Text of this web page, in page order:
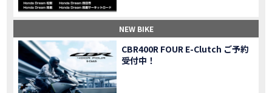
MOVIE 【中級レベル】スクーター乗りの女性ライダーがライティングスクールに潜入【HMS】Honda 400X
MOVIE 【鈴鹿サーキット】ホンダモーターサイクリストスクールを体験してきました【バイク女子】
CAMPAIGN 【買取強化中】乗らないバイクはHonda Dreamへ！
MOVIE 【祝】Honda CL500納車「かなえさんバイク売れました！」連絡があり行ってきました
MOVIE 【シンガーソングライター茉ひるさんご来店】ホンダドリーム四日市
MOVIE 【ホンダドリーム鈴鹿サーキットロード】オープン当日イベントレポ！
NEW BIKE
CBR400R FOUR E-Clutch ご予約
受付中！